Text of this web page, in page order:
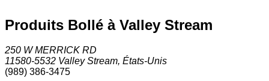
Produits Bollé à Valley Stream
250 W MERRICK RD
11580-5532 Valley Stream, États-Unis
(989) 386-3475